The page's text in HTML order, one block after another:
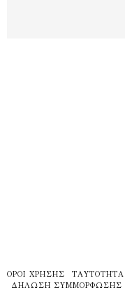
ΌΡΟΙ ΧΡΉΣΗΣ ΤΑΥΤΌΤΗΤΑ
ΔΉΛΩΣΗ ΣΥΜΜΌΡΦΩΣΗΣ